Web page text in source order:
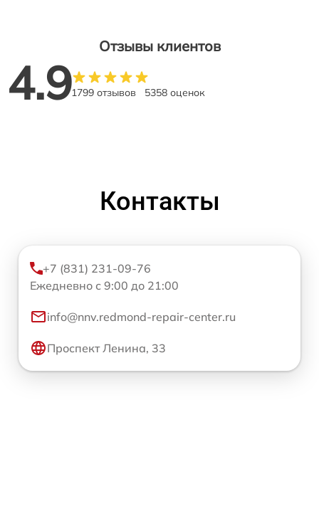
Отзывы клиентов
4.91799 отзывов 5358 оценок
Контакты
+7 (831) 231-09-76
Ежедневно с 9:00 до 21:00
info@nnv.redmond-repair-center.ru
Проспект Ленина, 33